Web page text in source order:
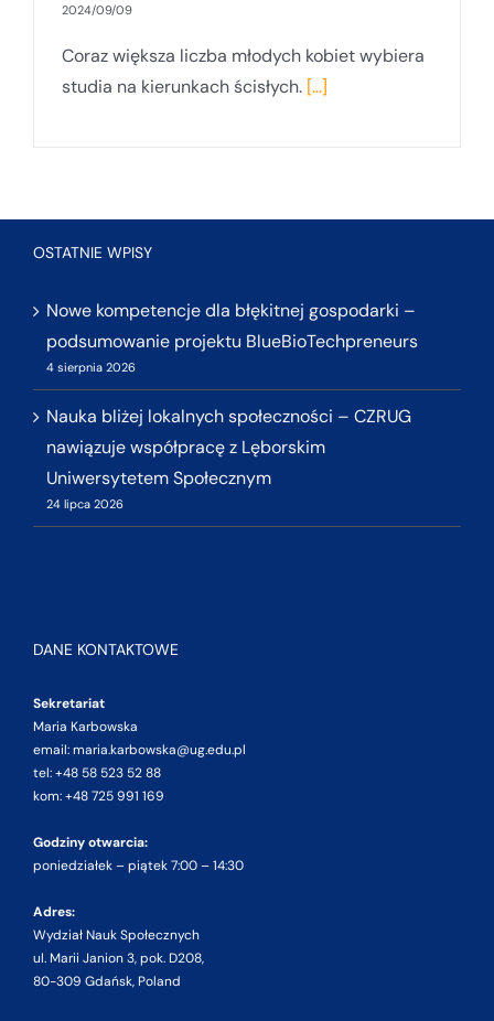
2024/09/09
Coraz większa liczba młodych kobiet wybiera
studia na kierunkach ścisłych. [...]
OSTATNIE WPISY
Nowe kompetencje dla błękitnej gospodarki –
podsumowanie projektu BlueBioTechpreneurs
4 sierpnia 2026
Nauka bliżej lokalnych społeczności – CZRUG
nawiązuje współpracę z Lęborskim
Uniwersytetem Społecznym
24 lipca 2026
DANE KONTAKTOWE
Sekretariat
Maria Karbowska
email: maria.karbowska@ug.edu.pl
tel: +48 58 523 52 88
kom: +48 725 991 169
Godziny otwarcia:
poniedziałek – piątek 7:00 – 14:30
Adres:
Wydział Nauk Społecznych
ul. Marii Janion 3, pok. D208,
80-309 Gdańsk, Poland